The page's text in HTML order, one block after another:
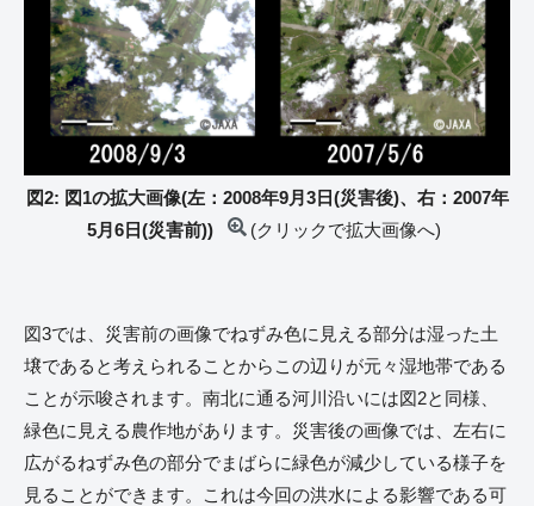
図2: 図1の拡大画像(左：2008年9月3日(災害後)、右：2007年
5月6日(災害前))
(クリックで拡大画像へ)
図3では、災害前の画像でねずみ色に見える部分は湿った土
壌であると考えられることからこの辺りが元々湿地帯である
ことが示唆されます。南北に通る河川沿いには図2と同様、
緑色に見える農作地があります。災害後の画像では、左右に
広がるねずみ色の部分でまばらに緑色が減少している様子を
見ることができます。これは今回の洪水による影響である可